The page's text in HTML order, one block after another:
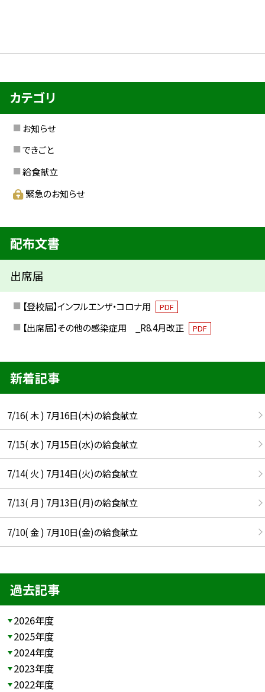
カテゴリ
お知らせ
できごと
給食献立
緊急のお知らせ
配布文書
出席届
【登校届】インフルエンザ・コロナ用 PDF
【出席届】その他の感染症用 _R8.4月改正 PDF
新着記事
7/16( 木 ) 7月16日(木)の給食献立
7/15( 水 ) 7月15日(水)の給食献立
7/14( 火 ) 7月14日(火)の給食献立
7/13( 月 ) 7月13日(月)の給食献立
7/10( 金 ) 7月10日(金)の給食献立
過去記事
2026年度
2025年度
2024年度
2023年度
2022年度